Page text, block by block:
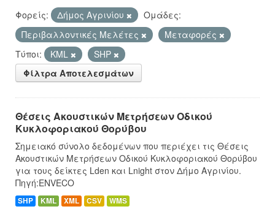
Φορείς: Δήμος Αγρινίου
Ομάδες:
Περιβαλλοντικές Μελέτες
Μεταφορές
Τύποι:
KML
SHP
Φίλτρα Αποτελεσμάτων
Θέσεις Ακουστικών Μετρήσεων Οδικού
Κυκλοφοριακού Θορύβου
Σημειακό σύνολο δεδομένων που περιέχει τις Θέσεις
Ακουστικών Μετρήσεων Οδικού Κυκλοφοριακού Θορύβου
για τους δείκτες Lden και Lnight στον Δήμο Αγρινίου.
Πηγή:ENVECO
SHP KML XML CSV WMS